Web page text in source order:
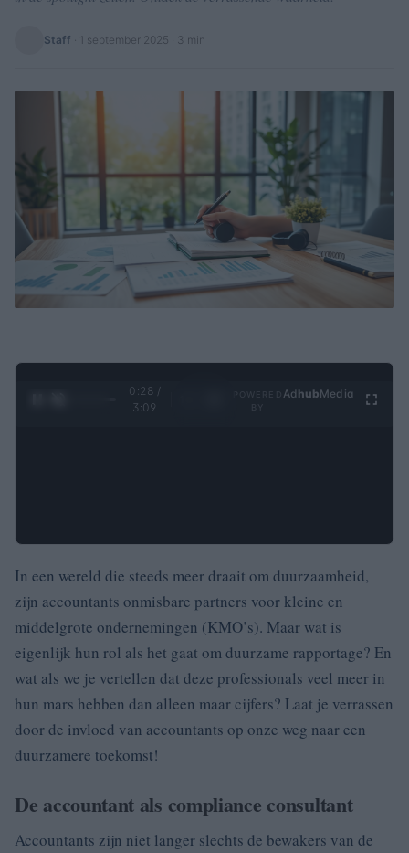
Staff 1 september 2025 · 3 min
0:29 /
3:09
Ad hubMedia
In een wereld die steeds meer draait om duurzaamheid,
zijn accountants onmisbare partners voor kleine en
middelgrote ondernemingen (KMO’s). Maar wat is
eigenlijk hun rol als het gaat om duurzame rapportage? En
wat als we je vertellen dat deze professionals veel meer in
hun mars hebben dan alleen maar cijfers? Laat je verrassen
door de invloed van accountants op onze weg naar een
duurzamere toekomst!
De accountant als compliance consultant
Accountants zijn niet langer slechts de bewakers van de